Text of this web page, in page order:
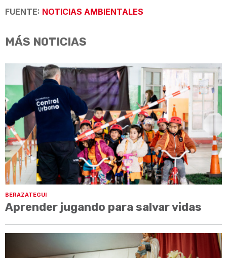
FUENTE: NOTICIAS AMBIENTALES
MÁS NOTICIAS
BERAZATEGUI
Aprender jugando para salvar vidas